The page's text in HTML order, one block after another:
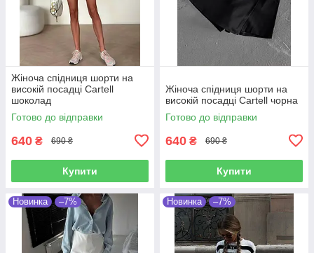
Жіноча спідниця шорти на
високій посадці Cartell
шоколад
Готово до відправки
640 ₴ 690 ₴
Купити
Жіноча спідниця шорти на
високій посадці Cartell чорна
Готово до відправки
640 ₴ 690 ₴
Купити
Новинка –7% Новинка –7%